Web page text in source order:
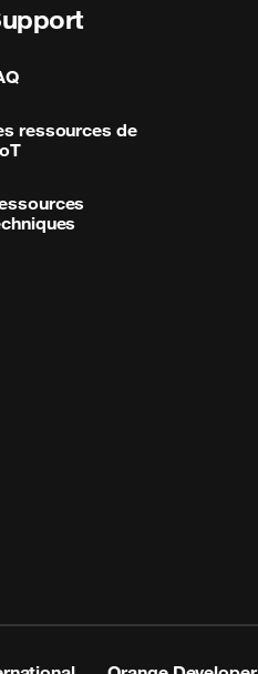
ressources de